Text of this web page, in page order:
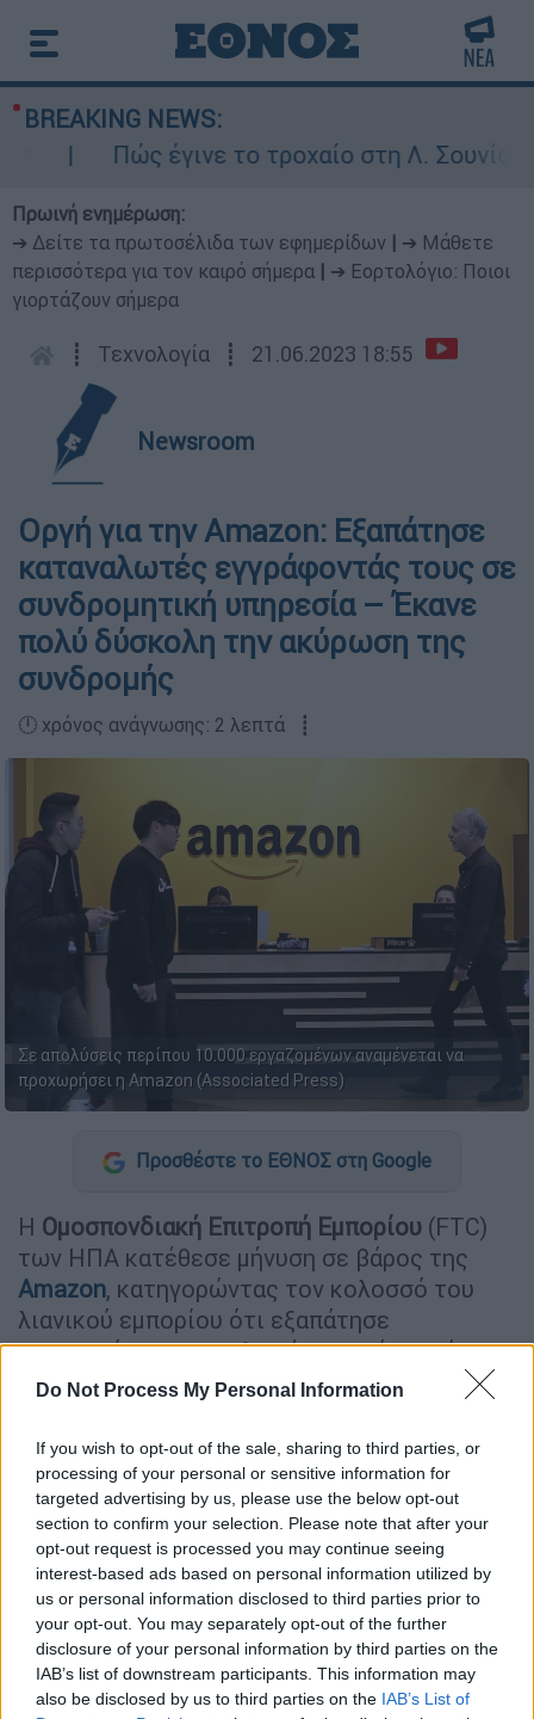
Do Not Process My Personal Information
If you wish to opt-out of the sale, sharing to third parties, or
processing of your personal or sensitive information for
targeted advertising by us, please use the below opt-out
section to confirm your selection. Please note that after your
opt-out request is processed you may continue seeing
interest-based ads based on personal information utilized by
us or personal information disclosed to third parties prior to
your opt-out. You may separately opt-out of the further
disclosure of your personal information by third parties on the
IAB’s list of downstream participants. This information may
also be disclosed by us to third parties on the IAB’s List of
BREAKING NEWS:
Πώς έγινε το τροχαίο στη Λ. Σουνίου:
Πρωινή ενημέρωση:
➔ Δείτε τα πρωτοσέλιδα των εφημερίδων
➔ Μάθετε
περισσότερα για τον καιρό σήμερα
➔ Εορτολόγιο: Ποιοι
γιορτάζουν σήμερα
┋ Τεχνολογία ┋ 21.06.2023 18:55
Newsroom
Οργή για την Amazon: Εξαπάτησε
καταναλωτές εγγράφοντάς τους σε
συνδρομητική υπηρεσία – Έκανε
πολύ δύσκολη την ακύρωση της
συνδρομής
🕛 χρόνος ανάγνωσης: 2 λεπτά ┋
Σε απολύσεις περίπου 10.000 εργαζομένων αναμένεται να
προχωρήσει η Amazon (Associated Press)
Προσθέστε το ΕΘΝΟΣ στη Google
Η Ομοσπονδιακή Επιτροπή Εμπορίου (FTC)
των ΗΠΑ κατέθεσε μήνυση σε βάρος της
Amazon, κατηγορώντας τον κολοσσό του
λιανικού εμπορίου ότι εξαπάτησε
εκατομμύρια καταναλωτές, εγγράφοντάς
τους συνδρομητές στην υπηρεσίαAmazon
επιπλέον κατέστησε πολύ δύσκολη την
ακύρωση της συνδρομής.
Η FTC προσέφυγε στοομοσπονδιακό
δικαστήριο του Σιάτλυποστηρίζοντας ότι η
Amazonεν γνώσει της «εξαπάτησε
εκατομμύρια καταναλωτές» και τους
ενέγραψεσυνδρομητέςεν αγνοία τους. Για
τον σκοπό αυτό χρησιμοποίησε «χειριστικά,
καταναγκαστικά ή παραπλανητικά σχέδια